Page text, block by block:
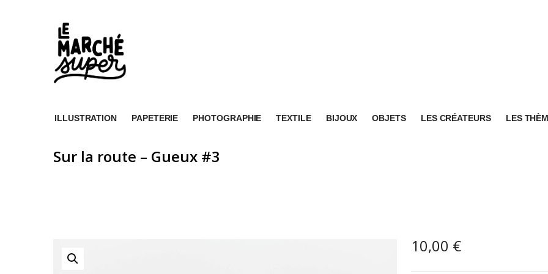
ILLUSTRATION PAPETERIE PHOTOGRAPHIE TEXTILE BIJOUX OBJETS LES CRÉATEURS LES
Sur la route – Gueux #3
10,00 €